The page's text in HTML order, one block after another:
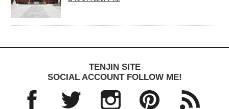
TENJIN SITE
SOCIAL ACCOUNT FOLLOW ME!